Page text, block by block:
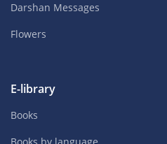
Darshan Messages
Flowers
E-library
Books